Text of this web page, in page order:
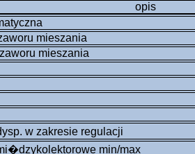
opis
mieszania
mieszania
w zakresie regulacji
min/max